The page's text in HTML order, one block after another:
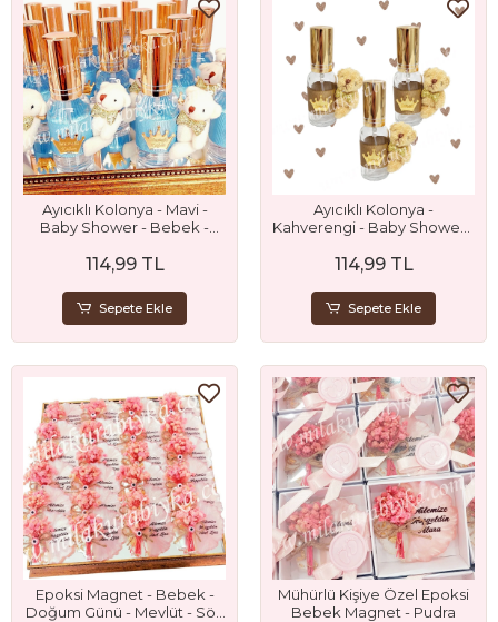
Ayıcıklı Kolonya - Mavi -
Baby Shower - Bebek -
Mevlit Hediyesi
114,99 TL
Sepete Ekle
Ayıcıklı Kolonya -
Kahverengi - Baby Shower -
Sünnet ve Mevlit Hediyesi
114,99 TL
Sepete Ekle
Epoksi Magnet - Bebek -
Doğum Günü - Mevlüt - Söz
Mühürlü Kişiye Özel Epoksi
Bebek Magnet - Pudra